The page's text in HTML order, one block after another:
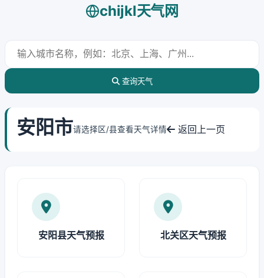
chijkl天气网
查询天气
安阳市请选择区/县查看天气详情 返回上一页
安阳县天气预报 北关区天气预报